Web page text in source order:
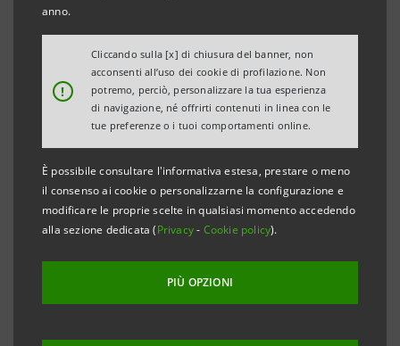
anno.
!
Cliccando sulla [x] di chiusura del banner, non
acconsenti all’uso dei cookie di profilazione. Non
potremo, perciò, personalizzare la tua esperienza
di navigazione, né offrirti contenuti in linea con le
tue preferenze o i tuoi comportamenti online.
È possibile consultare l'informativa estesa, prestare o meno
il consenso ai cookie o personalizzarne la configurazione e
modificare le proprie scelte in qualsiasi momento accedendo
alla sezione dedicata (Privacy- Cookie policy).
PIÙ OPZIONI
Torino, Milano, 13 dicembre 2011– Intesa Sanpaolo
informa che in data odierna ha perfezionato la
definizione delle controversie attualmente in essere
con l’Agenzia delle Entrate in materia di abuso di
diritto coinvolgenti il Gruppo, mediante il ricorso ai
cosiddetti “istituti deflattivi del contenzioso”, pur
convinta della correttezza del proprio operato e solo
onerosi e dell’imprevedibilità degli orientamenti
giurisprudenziali.